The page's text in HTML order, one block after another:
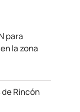
para
la zona
Rincón